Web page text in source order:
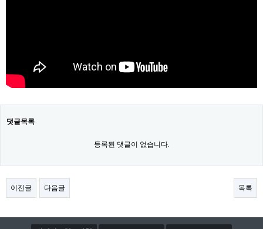
댓글목록
등록된 댓글이 없습니다.
이전글 다음글 목록